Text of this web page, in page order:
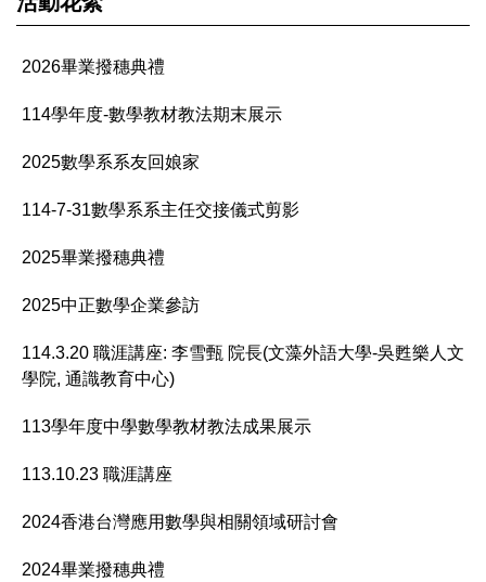
2026畢業撥穗典禮
114學年度-數學教材教法期末展示
2025數學系系友回娘家
114-7-31數學系系主任交接儀式剪影
2025畢業撥穗典禮
2025中正數學企業參訪
114.3.20 職涯講座: 李雪甄 院長(文藻外語大學-吳甦樂人文
學院, 通識教育中心)
113學年度中學數學教材教法成果展示
113.10.23 職涯講座
2024香港台灣應用數學與相關領域研討會
2024畢業撥穗典禮